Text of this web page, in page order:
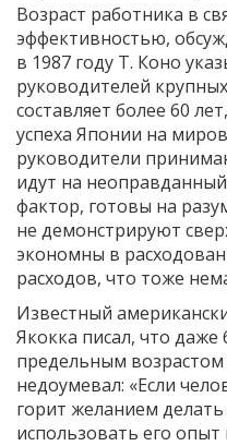
Возраст работника в
эффективностью,
в 1987 году Т. Коно
руководителей
составляет более 60
успеха Японии на
руководители
идут на
фактор, готовы на
не демонстрируют
экономны в
расходов, что тоже
Известный
Якокка писал, что даже
предельным
недоумевал: «Если
горит желанием
использовать его опыт